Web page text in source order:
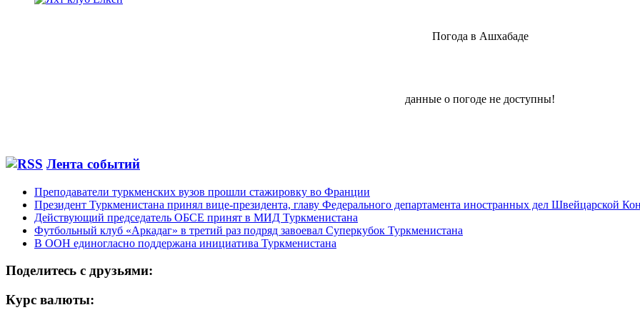
Погода в Ашхабаде
данные о погоде не доступны!
Лента событий
Преподаватели туркменских вузов прошли стажировку во Франции
Президент Туркменистана принял вице-президента, главу Федерального департамента иностранных дел Швейцарской
Действующий председатель ОБСЕ принят в МИД Туркменистана
Футбольный клуб «Аркадаг» в третий раз подряд завоевал Суперкубок Туркменистана
В ООН единогласно поддержана инициатива Туркменистана
Поделитесь с друзьями:
Курс валюты: